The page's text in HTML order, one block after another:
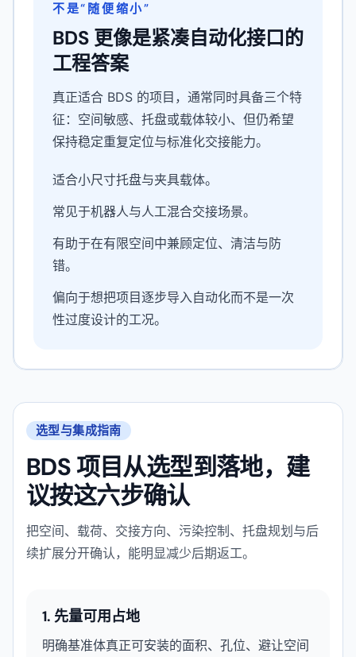
不是“随便缩小”
BDS 更像是紧凑自动化接口的
工程答案
真正适合 BDS 的项目，通常同时具备三个特
征：空间敏感、托盘或载体较小、但仍希望
保持稳定重复定位与标准化交接能力。
适合小尺寸托盘与夹具载体。
常见于机器人与人工混合交接场景。
有助于在有限空间中兼顾定位、清洁与防
错。
偏向于想把项目逐步导入自动化而不是一次
性过度设计的工况。
选型与集成指南
BDS 项目从选型到落地，建
议按这六步确认
把空间、载荷、交接方向、污染控制、托盘规划与后
续扩展分开确认，能明显减少后期返工。
1. 先量可用占地
明确基准体真正可安装的面积、孔位、避让空间